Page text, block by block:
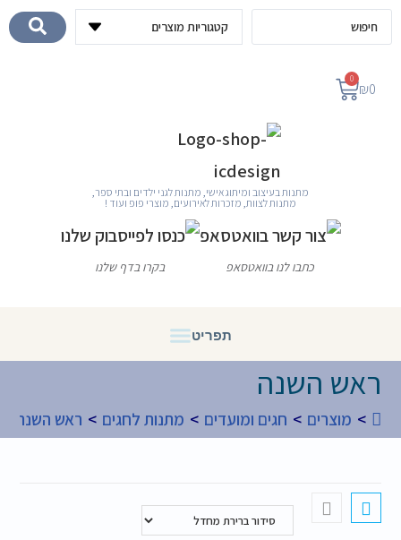
לתוכן
מתנות בעיצוב ומיתוג אישי, מתנות לגני ילדים ובתי ספר,
מתנות לצוות, מזכרות לאירועים, מוצרי פופ ועוד !
כתבו לנו בוואטסאפ בקרו בדף שלנו
₪0
0
ראש השנה
> מוצרים > חגים ומועדים > מתנות לחגים > ראש השנה